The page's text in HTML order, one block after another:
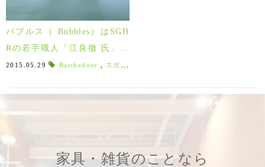
バブルス（ Bubbles）はSGH
Rの若手職人「江良徹 氏」の
手から創り出されています。
2015.05.29 Barthedoor スガハラガラス
家具・雑貨のことなら